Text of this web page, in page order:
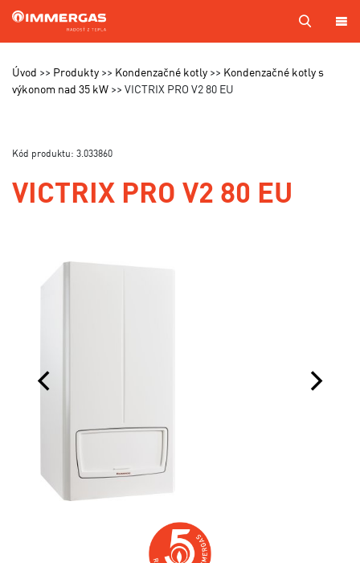
PRODUKTY
CENNÍKY
Úvod Produkty Kondenzačné kotly
Kondenzačné kotly s
výkonom nad 35 kW
VICTRIX PRO V2 80 EU
Kód produktu: 3.033860
VICTRIX PRO V2 80 EU